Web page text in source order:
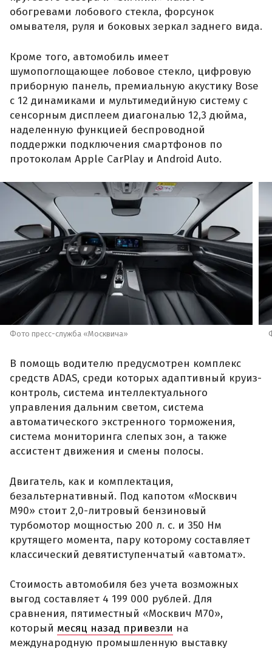
обогревами лобового стекла, форсунок
омывателя, руля и боковых зеркал заднего вида.
Кроме того, автомобиль имеет
шумопоглощающее лобовое стекло, цифровую
приборную панель, премиальную акустику Bose
с 12 динамиками и мультимедийную систему с
сенсорным дисплеем диагональю 12,3 дюйма,
наделенную функцией беспроводной
поддержки подключения смартфонов по
протоколам Apple CarPlay и Android Auto.
Фото пресс-служба «Москвича»
В помощь водителю предусмотрен комплекс
средств ADAS, среди которых адаптивный круиз-
контроль, система интеллектуального
управления дальним светом, система
автоматического экстренного торможения,
система мониторинга слепых зон, а также
ассистент движения и смены полосы.
Двигатель, как и комплектация,
безальтернативный. Под капотом «Москвич
М90» стоит 2,0-литровый бензиновый
турбомотор мощностью 200 л. с. и 350 Нм
крутящего момента, пару которому составляет
классический девятиступенчатый «автомат».
Стоимость автомобиля без учета возможных
выгод составляет 4 199 000 рублей. Для
сравнения, пятиместный «Москвич М70»,
который месяц назад привезли на
международную промышленную выставку